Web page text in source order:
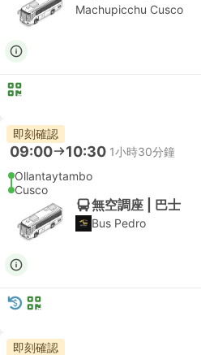
Machupicchu Cusco
即刻確認
09:00 10:30 1小時30分鐘
Ollantaytambo
Cusco
無空調座 | 巴士
Bus Pedro
即刻確認